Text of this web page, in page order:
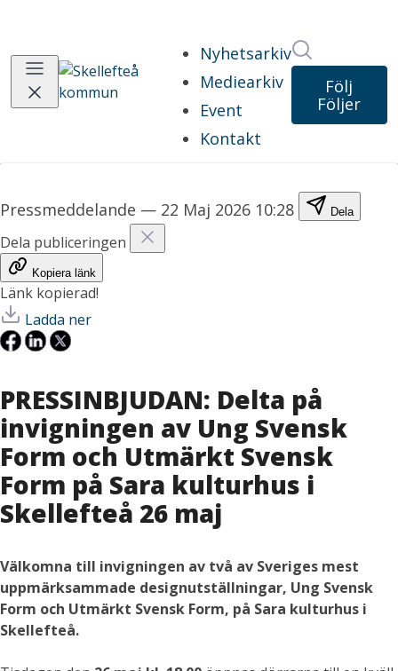
Nyhetsarkiv
Mediearkiv
Event
Kontakt
Följ
Följer
Pressmeddelande — 22 Maj 2026 10:28 Dela
Dela publiceringen
Kopiera länk
Länk kopierad!
Ladda ner
PRESSINBJUDAN: Delta på
invigningen av Ung Svensk
Form och Utmärkt Svensk
Form på Sara kulturhus i
Skellefteå 26 maj
Välkomna till invigningen av två av Sveriges mest
uppmärksammade designutställningar, Ung Svensk
Form och Utmärkt Svensk Form, på Sara kulturhus i
Skellefteå.